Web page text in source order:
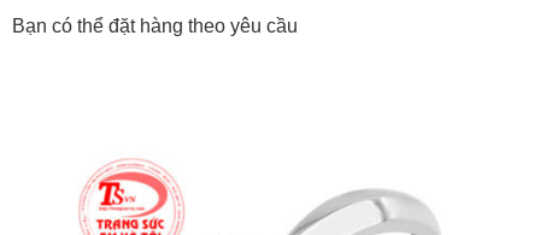
Bạn có thể đặt hàng theo yêu cầu